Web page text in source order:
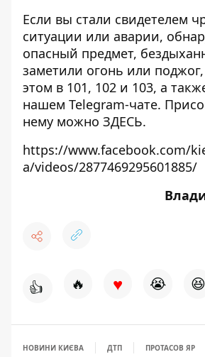
Если вы стали свидетелем
ситуации или аварии,
опасный предмет,
заметили огонь или
этом в 101, 102 и 103, а
нашем Telegram-чате.
нему можно ЗДЕСЬ.
https://www.facebook.com/
a/videos/2877469295601885/
👍 🔥 ♥ 😭 😆
НОВИНИ КИЄВА ДТП ПРОТАСОВ ЯР